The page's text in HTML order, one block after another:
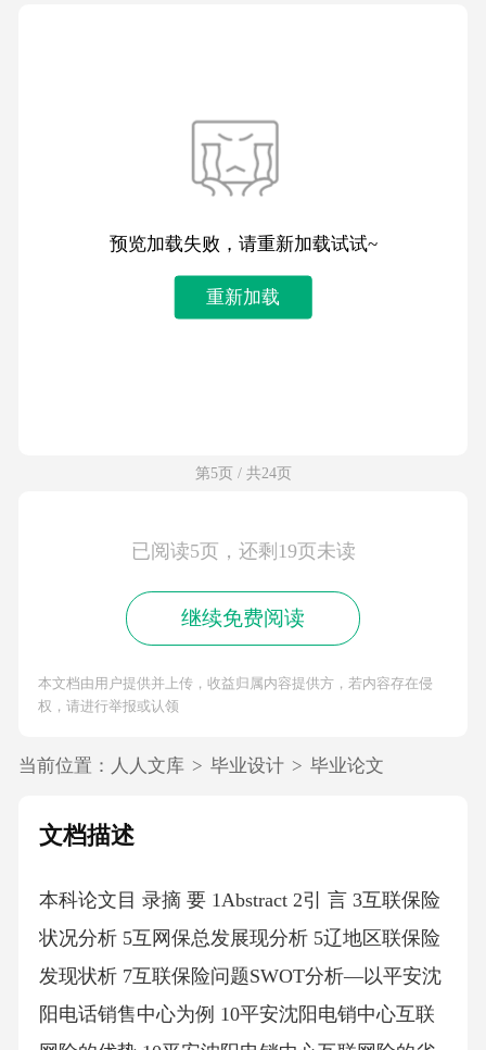
预览加载失败，请重新加载试试~
重新加载
第5页 / 共24页
已阅读5页，还剩19页未读
继续免费阅读
本文档由用户提供并上传，收益归属内容提供方，若内容存在侵
权，请进行举报或认领
当前位置： 人人文库 > 毕业设计 > 毕业论文
文档描述
本科论文目 录摘 要 1Abstract 2引 言 3互联保险
状况分析 5互网保总发展现分析 5辽地区联保险
发现状析 7互联保险问题SWOT分析—以平安沈
阳电话销售中心为例 10平安沈阳电销中心互联